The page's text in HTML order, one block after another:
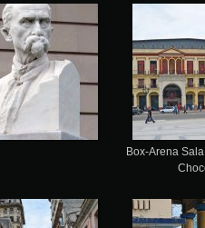
Box-Arena